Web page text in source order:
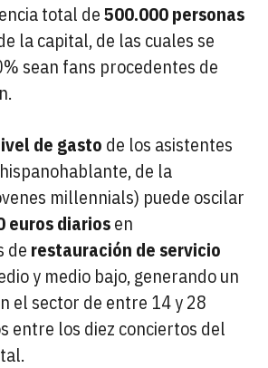
total de500.000 personas
la capital, de las cuales se
sean fans procedentes de
de gasto de los asistentes
de la
millennials) puede oscilar
euros diariosen
de restauración de servicio
y medio bajo, generando un
el sector de entre 14 y 28
entre los diez conciertos del